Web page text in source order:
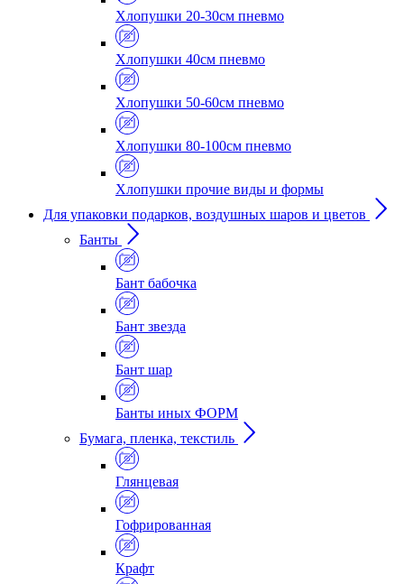
Хлопушки 20-30см пневмо
Хлопушки 40см пневмо
Хлопушки 50-60см пневмо
Хлопушки 80-100см пневмо
Хлопушки прочие виды и формы
Для упаковки подарков, воздушных шаров и цветов
Банты
Бант бабочка
Бант звезда
Бант шар
Банты иных ФОРМ
Бумага, пленка, текстиль
Глянцевая
Гофрированная
Крафт